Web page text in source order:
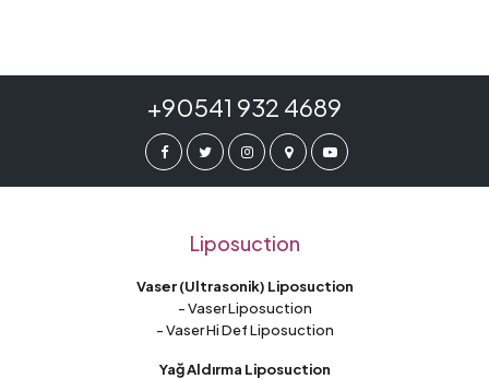
+90541 932 4689
Liposuction
Vaser (Ultrasonik) Liposuction
- Vaser Liposuction
- Vaser Hi Def Liposuction
Yağ Aldırma Liposuction